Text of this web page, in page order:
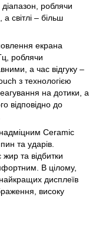
роблячи
світлі – більш
екрана
роблячи
а час відгуку –
з технологією
на дотики, а
відповідно до
Ceramic
та ударів.
та відбитки
В цілому,
дисплеїв
високу